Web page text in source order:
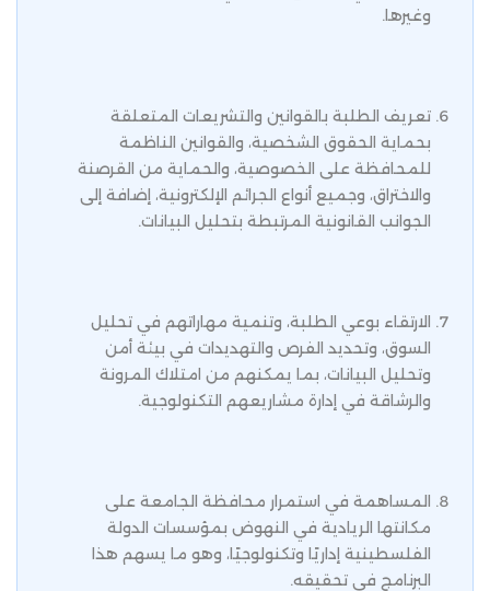
وغيرها.
تعريف الطلبة بالقوانين والتشريعات المتعلقة
بحماية الحقوق الشخصية، والقوانين الناظمة
للمحافظة على الخصوصية، والحماية من القرصنة
والاختراق، وجميع أنواع الجرائم الإلكترونية، إضافة إلى
الجوانب القانونية المرتبطة بتحليل البيانات.
الارتقاء بوعي الطلبة، وتنمية مهاراتهم في تحليل
السوق، وتحديد الفرص والتهديدات في بيئة أمن
وتحليل البيانات، بما يمكنهم من امتلاك المرونة
والرشاقة في إدارة مشاريعهم التكنولوجية.
المساهمة في استمرار محافظة الجامعة على
مكانتها الريادية في النهوض بمؤسسات الدولة
الفلسطينية إداريًا وتكنولوجيًا، وهو ما يسهم هذا
البرنامج في تحقيقه.